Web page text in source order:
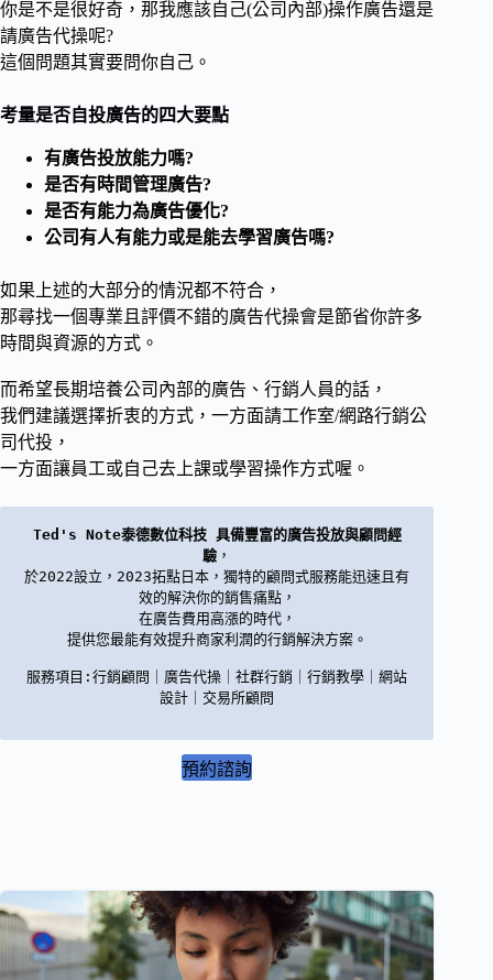
你是不是很好奇，那我應該自己(公司內部)操作廣告還是
請廣告代操呢?
這個問題其實要問你自己。
考量是否自投廣告的四大要點
有廣告投放能力嗎?
是否有時間管理廣告?
是否有能力為廣告優化?
公司有人有能力或是能去學習廣告嗎?
如果上述的大部分的情況都不符合，
那尋找一個專業且評價不錯的廣告代操會是節省你許多
時間與資源的方式。
而希望長期培養公司內部的廣告、行銷人員的話，
我們建議選擇折衷的方式，一方面請工作室/網路行銷公
司代投，
一方面讓員工或自己去上課或學習操作方式喔。
Ted's Note泰德數位科技 具備豐富的廣告投放與顧問經
驗 ，
於2022設立，2023拓點日本，獨特的顧問式服務能迅速且有
效的解決你的銷售痛點，
在廣告費用高漲的時代，
提供您最能有效提升商家利潤的行銷解決方案。
服務項目:行銷顧問｜廣告代操｜社群行銷｜行銷教學｜網站
設計｜交易所顧問
預約諮詢